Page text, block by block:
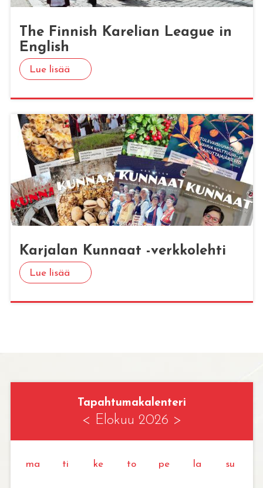
The Fin­nish Ka­re­lian Lea­gue in
English
Lue lisää
Kar­ja­lan Kun­naat -verk­ko­leh­ti
Lue lisää
Tapahtumakalenteri
< Elokuu 2026 >
ma ti ke to pe la su